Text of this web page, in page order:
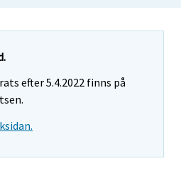
efter 5.4.2022 finns på